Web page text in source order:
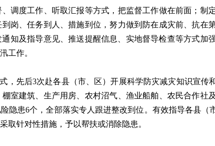
度工作、听取汇报等方式，把监督工作做在前面；制
岗、任务到人、措施到位，努力做到防在成灾前、抗在
知及指导意见、推送提醒信息、实地督导检查等方式加
工作。
先后3次赴各县（市、区）开展科学防灾减灾知识宣传
室建筑、生产用房、农村沼气、渔业船舶、农民合作社
隐患6个，全部落实专人跟进整改到位。有效指导各县（
取针对性措施，予以帮扶或消除隐患。